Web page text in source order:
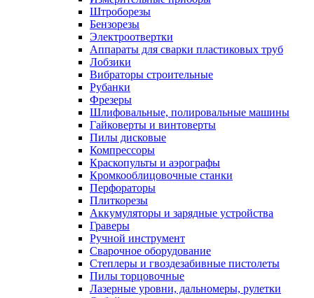
Штроборезы
Бензорезы
Электроотвертки
Аппараты для сварки пластиковых труб
Лобзики
Вибраторы строительные
Рубанки
Фрезеры
Шлифовальные, полировальные машины
Гайковерты и винтоверты
Пилы дисковые
Компрессоры
Краскопульты и аэрографы
Кромкооблицовочные станки
Перфораторы
Плиткорезы
Аккумуляторы и зарядные устройства
Граверы
Ручной инструмент
Сварочное оборудование
Степлеры и гвоздезабивные пистолеты
Пилы торцовочные
Лазерные уровни, дальномеры, рулетки